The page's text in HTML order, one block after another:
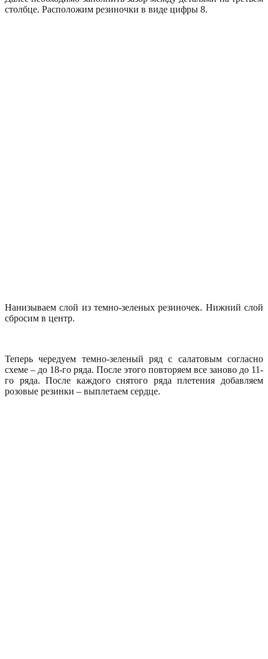
столбце. Расположим резиночки в виде цифры 8.
Нанизываем слой из темно-зеленых резиночек. Нижний слой
сбросим в центр.
Теперь чередуем темно-зеленый ряд с салатовым согласно
схеме – до 18-го ряда. После этого повторяем все заново до 11-
го ряда. После каждого снятого ряда плетения добавляем
розовые резинки – выплетаем сердце.